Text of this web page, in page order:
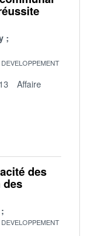
Affaire
des
des